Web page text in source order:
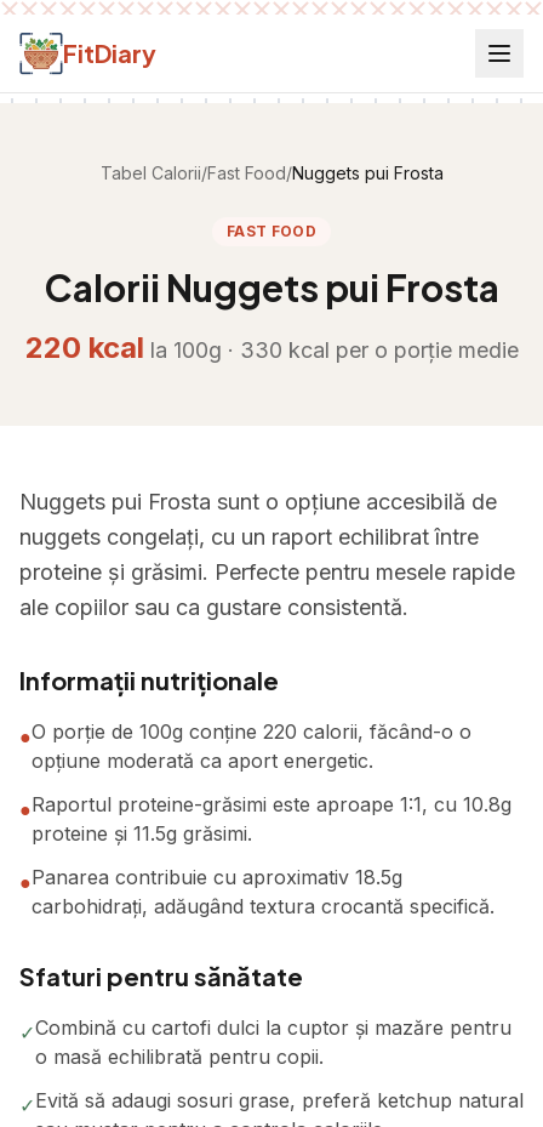
Salt la conținut
FitDiary
Tabel Calorii/Fast Food/Nuggets pui Frosta
FAST FOOD
Calorii Nuggets pui Frosta
220 kcal la 100g · 330 kcal per o porție medie
Nuggets pui Frosta sunt o opțiune accesibilă de
nuggets congelați, cu un raport echilibrat între
proteine și grăsimi. Perfecte pentru mesele rapide
ale copiilor sau ca gustare consistentă.
Informații nutriționale
●O porție de 100g conține 220 calorii, făcând-o o
opțiune moderată ca aport energetic.
●Raportul proteine-grăsimi este aproape 1:1, cu 10.8g
proteine și 11.5g grăsimi.
●Panarea contribuie cu aproximativ 18.5g
carbohidrați, adăugând textura crocantă specifică.
Sfaturi pentru sănătate
✓Combină cu cartofi dulci la cuptor și mazăre pentru
o masă echilibrată pentru copii.
✓Evită să adaugi sosuri grase, preferă ketchup natural